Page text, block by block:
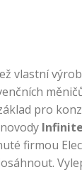
vlastní
pro
Infinite
firmou
.